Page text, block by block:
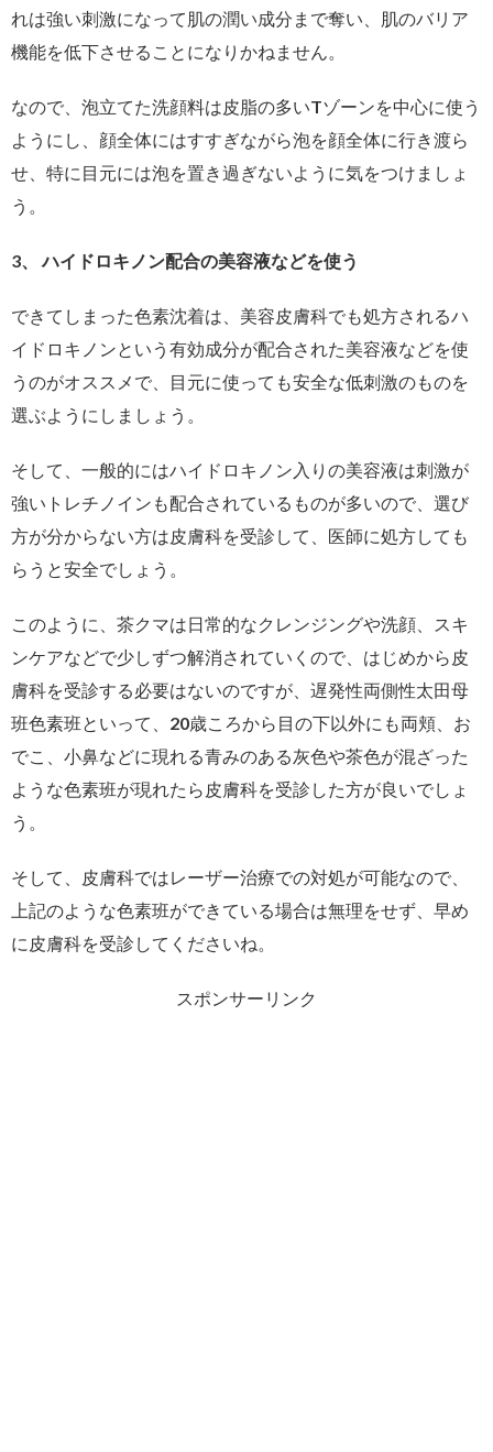
れは強い刺激になって肌の潤い成分まで奪い、肌のバリア
機能を低下させることになりかねません。
なので、泡立てた洗顔料は皮脂の多いTゾーンを中心に使う
ようにし、顔全体にはすすぎながら泡を顔全体に行き渡ら
せ、特に目元には泡を置き過ぎないように気をつけましょ
う。
3、 ハイドロキノン配合の美容液などを使う
できてしまった色素沈着は、美容皮膚科でも処方されるハ
イドロキノンという有効成分が配合された美容液などを使
うのがオススメで、目元に使っても安全な低刺激のものを
選ぶようにしましょう。
そして、一般的にはハイドロキノン入りの美容液は刺激が
強いトレチノインも配合されているものが多いので、選び
方が分からない方は皮膚科を受診して、医師に処方しても
らうと安全でしょう。
このように、茶クマは日常的なクレンジングや洗顔、スキ
ンケアなどで少しずつ解消されていくので、はじめから皮
膚科を受診する必要はないのですが、遅発性両側性太田母
班色素班といって、20歳ころから目の下以外にも両頬、お
でこ、小鼻などに現れる青みのある灰色や茶色が混ざった
ような色素班が現れたら皮膚科を受診した方が良いでしょ
う。
そして、皮膚科ではレーザー治療での対処が可能なので、
上記のような色素班ができている場合は無理をせず、早め
に皮膚科を受診してくださいね。
スポンサーリンク